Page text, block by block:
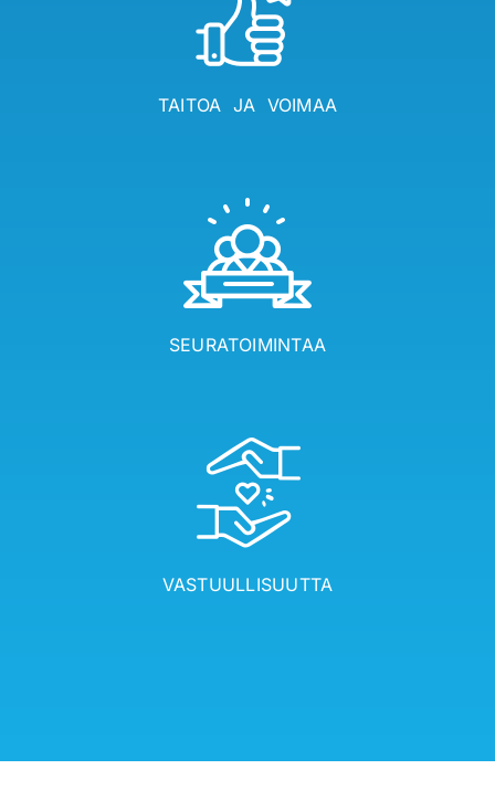
TAITOA JA VOIMAA
SEURATOIMINTAA
VASTUULLISUUTTA